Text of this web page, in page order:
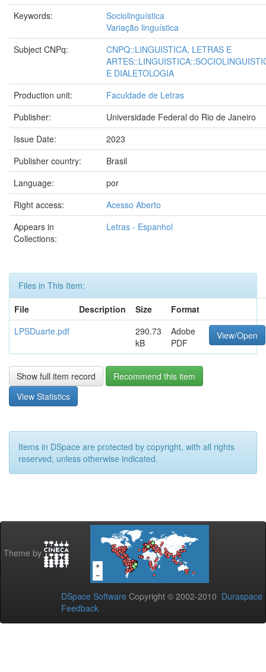
Keywords:
Sociolinguística
Variação linguística
Subject CNPq:
CNPQ::LINGUISTICA, LETRAS E
E DIALETOLOGIA
Production unit:
Faculdade de Letras
Publisher:
Universidade Federal do Rio de Janeiro
Issue Date:
2023
Publisher country:
Brasil
Language:
por
Right access:
Acesso Aberto
Appears in
Collections:
Letras - Espanhol
Files in This Item:
File
Description Size
Format
LPSDuarte.pdf
290.73
kB
Adobe
PDF
View/Open
Show full item record
Recommend this item
View Statistics
Items in DSpace are protected by copyright, with all rights
reserved, unless otherwise indicated.
Theme by
DSpace Software Copyright © 2002-2010 Duraspace
Feedback